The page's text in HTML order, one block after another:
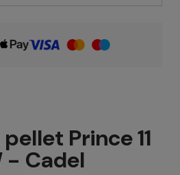
Prince 11
- Cadel